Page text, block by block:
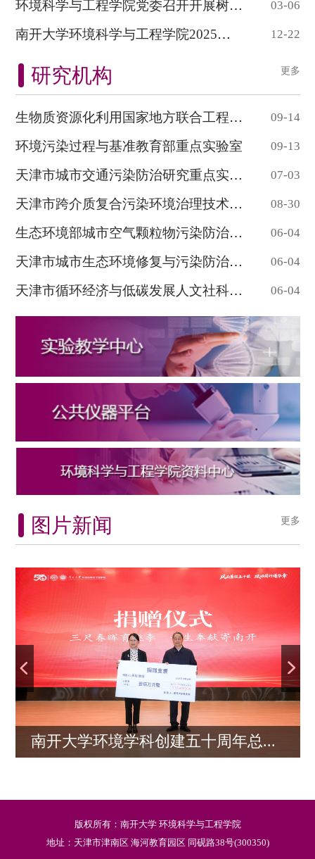
环境科学与工程学院党委召开开展树立和践行... 03-06
南开大学环境科学与工程学院2025年学生党员... 12-22
研究机构 更多
生物质资源化利用国家地方联合工程研究中心... 09-14
环境污染过程与基准教育部重点实验室 09-13
天津市城市交通污染防治研究重点实验室 07-03
天津市跨介质复合污染环境治理技术重点实验... 08-30
生态环境部城市空气颗粒物污染防治重点实验... 06-04
天津市城市生态环境修复与污染防治重点实验... 06-04
天津市循环经济与低碳发展人文社科重点研究... 06-04
图片新闻 更多
南开大学环境学科创建五十周年总...
版权所有：南开大学 环境科学与工程学院
地址：天津市津南区 海河教育园区 同砚路38号(300350)